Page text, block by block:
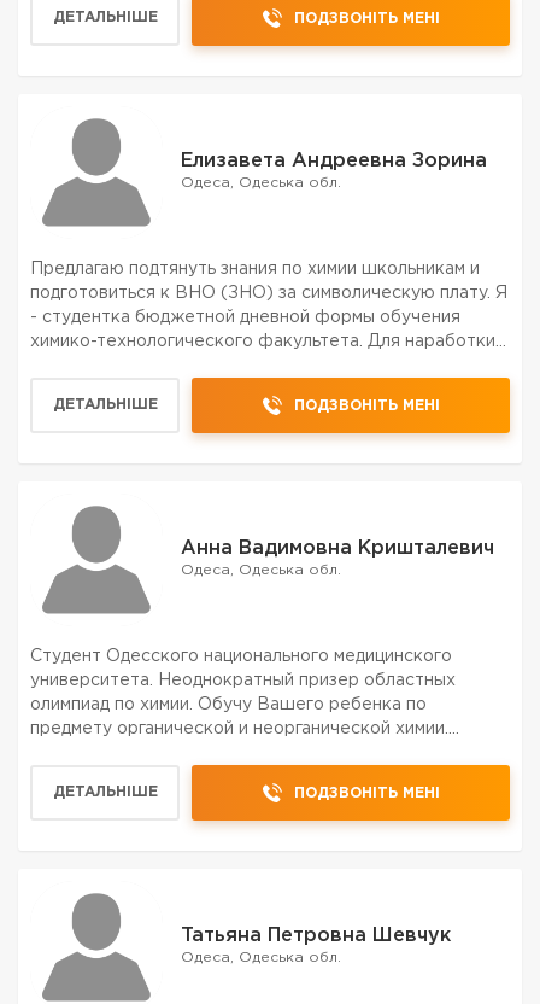
ЗН...
ДЕТАЛЬНІШЕ ПОДЗВОНІТЬ МЕНІ
Елизавета Андреевна Зорина
Одеса, Одеська обл.
Предлагаю подтянуть знания по химии школьникам и
подготовиться к ВНО (ЗНО) за символическую плату. Я
- студентка бюджетной дневной формы обучения
химико-технологического факультета. Для наработки
ДЕТАЛЬНІШЕ ПОДЗВОНІТЬ МЕНІ
Анна Вадимовна Кришталевич
Одеса, Одеська обл.
Студент Одесского национального медицинского
университета. Неоднократный призер областных
олимпиад по химии. Обучу Вашего ребенка по
предмету органической и неорганической химии.
ДЕТАЛЬНІШЕ ПОДЗВОНІТЬ МЕНІ
Татьяна Петровна Шевчук
Одеса, Одеська обл.